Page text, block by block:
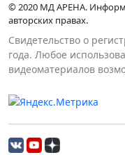
© 2020 МД АРЕНА.
авторских правах.
Свидетельство о
года. Любое
видеоматериалов